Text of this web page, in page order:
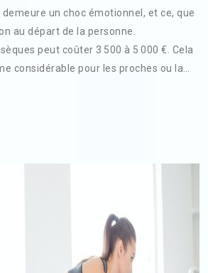
demeure un choc émotionnel, et ce, que
au départ de la personne.
peut coûter 3 500 à 5 000 €. Cela
considérable pour les proches ou la…